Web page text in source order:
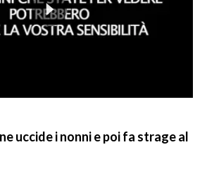
uccide i nonni e poi fa strage al